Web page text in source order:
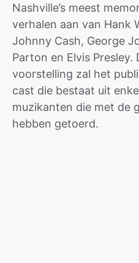
Nashville’s meest
verhalen aan van Hank
Johnny Cash, George
Parton en Elvis Presley.
voorstelling zal het
cast die bestaat uit
muzikanten die met de
hebben getoerd.